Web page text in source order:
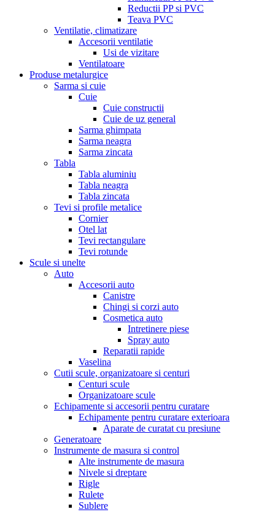
Reductii PP si PVC
Teava PVC
Ventilatie, climatizare
Accesorii ventilatie
Usi de vizitare
Ventilatoare
Produse metalurgice
Sarma si cuie
Cuie
Cuie constructii
Cuie de uz general
Sarma ghimpata
Sarma neagra
Sarma zincata
Tabla
Tabla aluminiu
Tabla neagra
Tabla zincata
Tevi si profile metalice
Cornier
Otel lat
Tevi rectangulare
Tevi rotunde
Scule si unelte
Auto
Accesorii auto
Canistre
Chingi si corzi auto
Cosmetica auto
Intretinere piese
Spray auto
Reparatii rapide
Vaselina
Cutii scule, organizatoare si centuri
Centuri scule
Organizatoare scule
Echipamente si accesorii pentru curatare
Echipamente pentru curatare exterioara
Aparate de curatat cu presiune
Generatoare
Instrumente de masura si control
Alte instrumente de masura
Nivele si dreptare
Rigle
Rulete
Sublere